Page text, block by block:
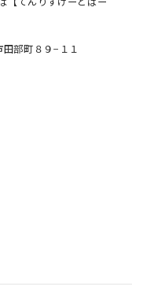
部町８９−１１